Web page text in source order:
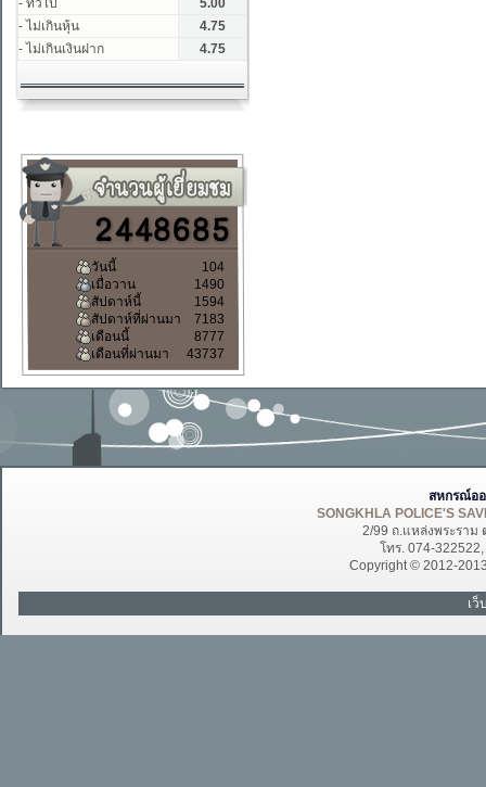
วันนี้
104
เมื่อวาน
1490
สัปดาห์นี้
1594
สัปดาห์ที่ผ่านมา
7183
เดือนนี้
8777
เดือนที่ผ่านมา
43737
สหกรณ์อ
SONGKHLA POLICE'S
2/99 ถ.แหล่งพระราม
โทร. 074-
Copyright © 2012-
เ